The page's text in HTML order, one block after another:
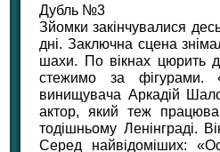
Дубль №3
Зйомки закінчувалися
дні. Заключна сцена
шахи. По вікнах цюрить
стежимо за фігурами.
винищувача Аркадій
актор, який теж
тодішньому Ленінграді.
Серед найвідоміших: